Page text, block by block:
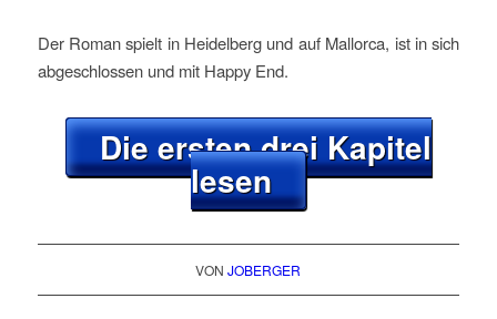
Der Roman spielt in Heidelberg und auf Mallorca, ist in sich
abgeschlossen und mit Happy End.
Die ersten drei Kapitel
lesen
VONJOBERGER